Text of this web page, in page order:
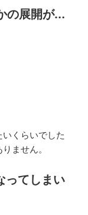
の展開が…
くらいでした
ません。
ってしまい